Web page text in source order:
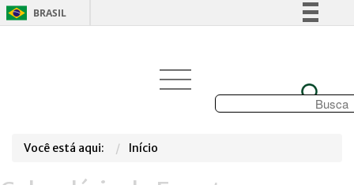
BRASIL
Acesso à informação
Você está aqui: Início